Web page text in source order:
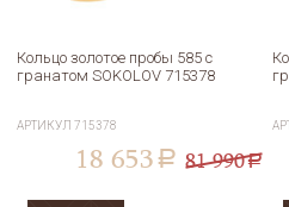
Кольцо золотое пробы 585 с
гранатом SOKOLOV 715378
АРТИКУЛ715378
18 653 a 81 990a